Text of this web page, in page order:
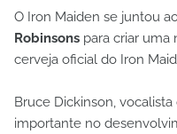
O Iron Maiden se juntou
Robinsons para criar uma
cerveja oficial do Iron
Bruce Dickinson,
importante no